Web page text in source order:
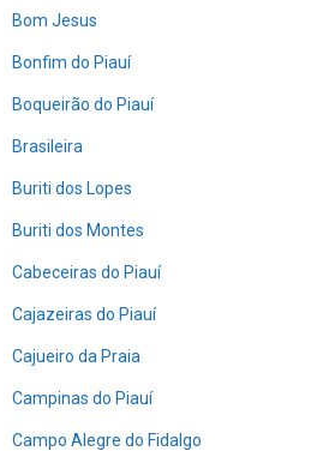
Bom Jesus
Bonfim do Piauí
Boqueirão do Piauí
Brasileira
Buriti dos Lopes
Buriti dos Montes
Cabeceiras do Piauí
Cajazeiras do Piauí
Cajueiro da Praia
Campinas do Piauí
Campo Alegre do Fidalgo